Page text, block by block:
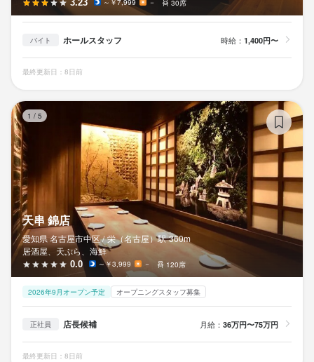
3.23 ～￥7,999 － 30席
バイト ホールスタッフ 時給： 1,400円〜
最終更新日：8日前
1 / 5
天串 錦店
愛知県 名古屋市中区 / 栄（名古屋）駅 360m
居酒屋、天ぷら、海鮮
0.0 ～￥3,999 － 120席
2026年9月オープン予定 オープニングスタッフ募集
正社員 店長候補 月給： 36万円〜75万円
最終更新日：8日前